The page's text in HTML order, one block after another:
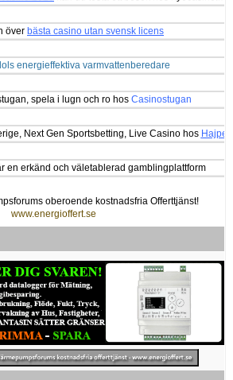
över bästa casino utan svensk licens
energieffektiva varmvattenberedare
spela i lugn och ro hos Casinostugan
Next Gen Sportsbetting, Live Casino hos Hajper
en erkänd och väletablerad gamblingplattform
oberoende kostnadsfria Offerttjänst!
www.energioffert.se